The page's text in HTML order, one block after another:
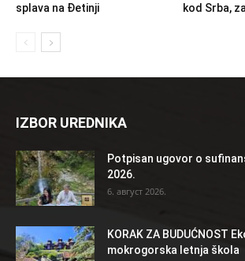
splava na Đetinji
kod Srba,
IZBOR UREDNIKA
Potpisan ugovor o
2026.
6. август 2026.
KORAK ZA BUDUĆNOST
mokrogorska letnja škola